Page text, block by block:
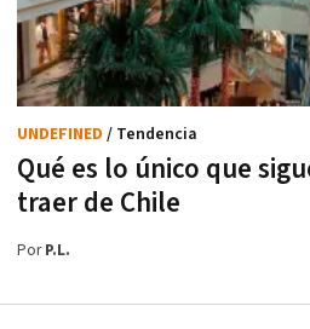
Qué es lo único que
traer de Chile
UNDEFINED / Tendencia
PorP.L.